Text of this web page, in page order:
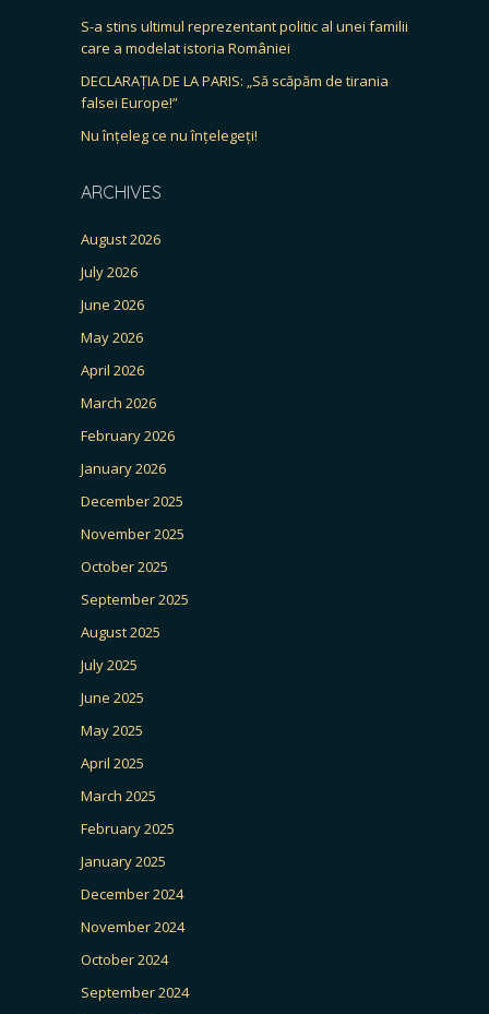
S-a stins ultimul reprezentant politic al unei familii
care a modelat istoria României
DECLARAȚIA DE LA PARIS: „Să scăpăm de tirania
falsei Europe!”
Nu înțeleg ce nu înțelegeți!
ARCHIVES
August 2026
July 2026
June 2026
May 2026
April 2026
March 2026
February 2026
January 2026
December 2025
November 2025
October 2025
September 2025
August 2025
July 2025
June 2025
May 2025
April 2025
March 2025
February 2025
January 2025
December 2024
November 2024
October 2024
September 2024